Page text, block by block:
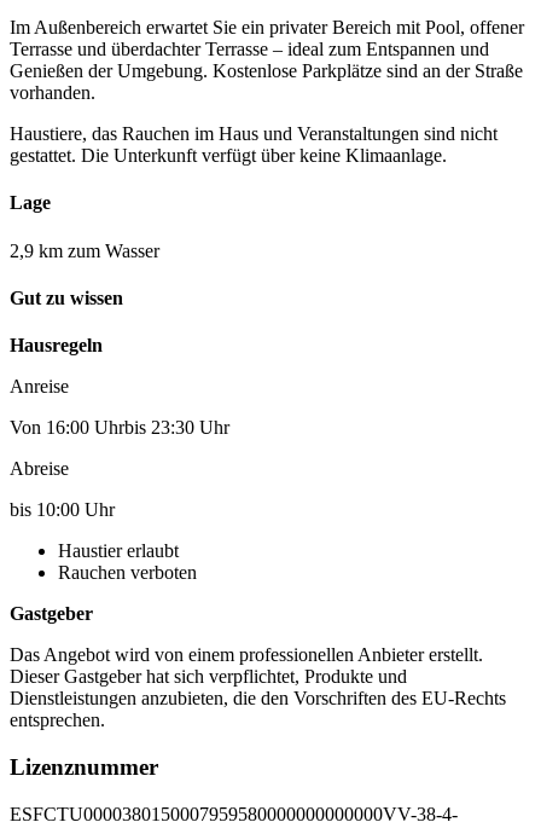
Im Außenbereich erwartet Sie ein privater Bereich mit Pool, offener
Terrasse und überdachter Terrasse – ideal zum Entspannen und
Genießen der Umgebung. Kostenlose Parkplätze sind an der Straße
vorhanden.
Haustiere, das Rauchen im Haus und Veranstaltungen sind nicht
gestattet. Die Unterkunft verfügt über keine Klimaanlage.
Lage
2,9 km zum Wasser
Gut zu wissen
Hausregeln
Anreise
Von 16:00 Uhrbis 23:30 Uhr
Abreise
bis 10:00 Uhr
Haustier erlaubt
Rauchen verboten
Gastgeber
Das Angebot wird von einem professionellen Anbieter erstellt.
Dieser Gastgeber hat sich verpflichtet, Produkte und
Dienstleistungen anzubieten, die den Vorschriften des EU-Rechts
entsprechen.
Lizenznummer
ESFCTU0000380150007959580000000000000VV-38-4-